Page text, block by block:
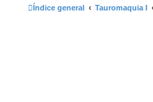
Índice general Tauromaquia I